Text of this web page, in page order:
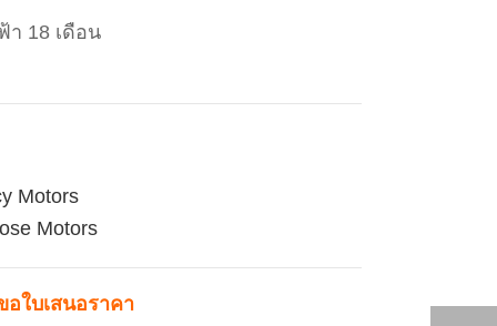
า 18 เดือน
Motors
Motors
อใบเสนอราคา